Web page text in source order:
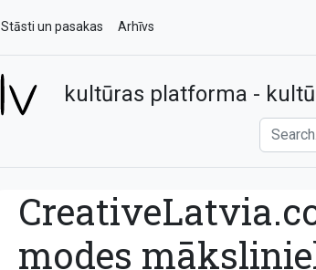
Stāsti un pasakas Arhīvs
kultūras platforma -
modes